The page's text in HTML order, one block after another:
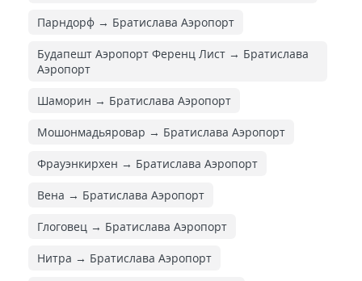
Парндорф → Братислава Аэропорт
Будапешт Аэропорт Ференц Лист → Братислава
Аэропорт
Шаморин → Братислава Аэропорт
Мошонмадьяровар → Братислава Аэропорт
Фрауэнкирхен → Братислава Аэропорт
Вена → Братислава Аэропорт
Глоговец → Братислава Аэропорт
Нитра → Братислава Аэропорт